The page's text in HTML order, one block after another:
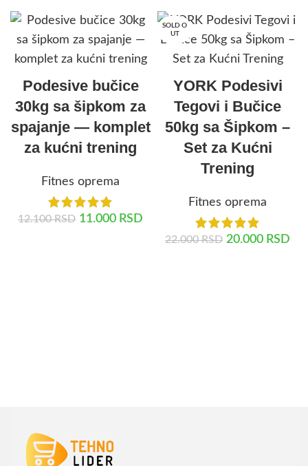
Podesive bučice
30kg sa šipkom za
spajanje — komplet
za kućni trening
Fitnes oprema
12.100RSD 11.000 RSD
SOLD O
UT
YORK Podesivi
Tegovi i Bučice
50kg sa Šipkom –
Set za Kućni
Trening
Fitnes oprema
22.000RSD 20.000 RSD